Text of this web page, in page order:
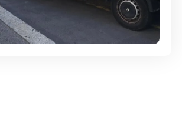
Umzüge - Hervorragender